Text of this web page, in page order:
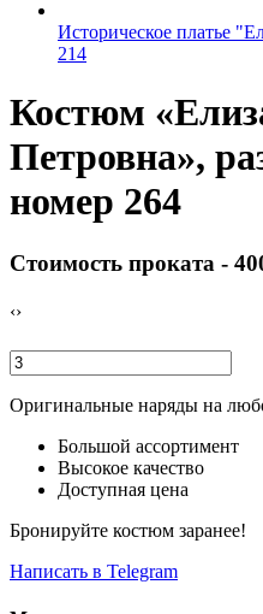
Историческое платье
214
Костюм
Петровна»,
номер 264
Стоимость проката -
‹›
Оригинальные наряды на
Большой ассортимент
Высокое качество
Доступная цена
Бронируйте костюм заранее!
Написать в Telegram